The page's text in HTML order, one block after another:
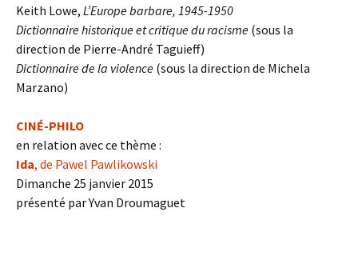
Keith Lowe, L’Europe barbare, 1945-1950
Dictionnaire historique et critique du racisme (sous la
direction de Pierre-André Taguieff)
Dictionnaire de la violence (sous la direction de Michela
Marzano)
CINÉ-PHILO
en relation avec ce thème :
Ida, de Pawel Pawlikowski
Dimanche 25 janvier 2015
présenté par Yvan Droumaguet